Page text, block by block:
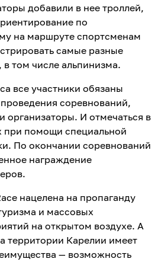
добавили в нее троллей,
по
на маршруте спортсменам
самые разные
том числе альпинизма.
все участники обязаны
соревнований,
организаторы. И отмечаться в
при помощи специальной
По окончании соревнований
награждение
нацелена на пропаганду
и массовых
на открытом воздухе. А
территории Карелии имеет
— возможность